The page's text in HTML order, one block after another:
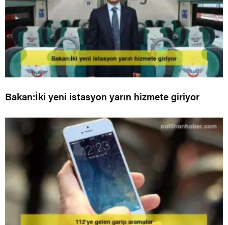
Bakan:İki yeni istasyon yarın hizmete giriyor